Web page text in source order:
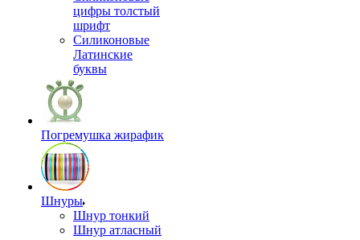
цифры толстый
шрифт
Силиконовые
Латинские
буквы
Погремушка жирафик
Шнуры
Шнур тонкий
Шнур атласный